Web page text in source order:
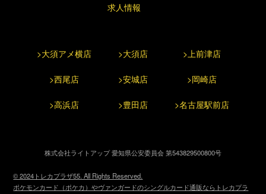
求人情報
>大須アメ横店 >大須店 >上前津店
>西尾店 >安城店 >岡崎店
>高浜店 >豊田店 >名古屋駅前店
株式会社ライトアップ 愛知県公安委員会 第543829500800号
© 2024トレカプラザ55. All Rights Reserved.
ポケモンカード（ポケカ）やヴァンガードのシングルカード通販ならトレカプラ